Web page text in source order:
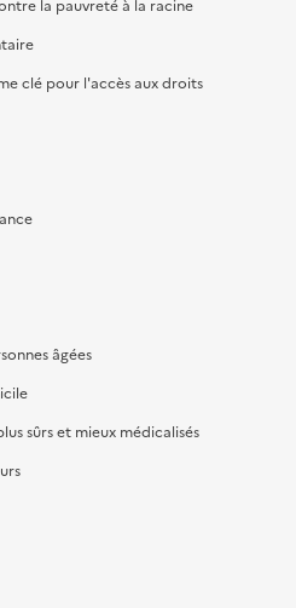
la pauvreté à la racine
clé pour l'accès aux droits
âgées
sûrs et mieux médicalisés